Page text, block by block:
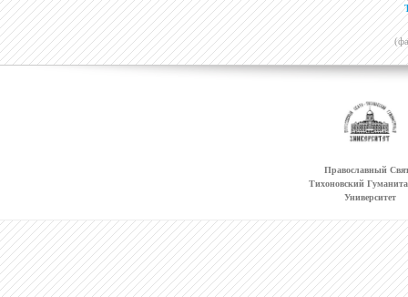
Православный
Тихоновский
Университет